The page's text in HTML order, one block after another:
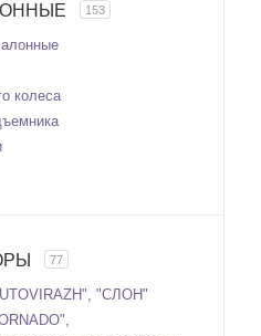
153
колеса
77
"СЛОН"